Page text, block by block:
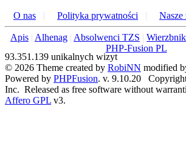
O nas | Polityka prywatności | Nasze
Apis | Alhenag | Absolwenci TZS | Wierzbnik
PHP-Fusion PL
93.351.139 unikalnych wizyt
© 2026 Theme created by RobiNN modified
Powered by PHPFusion. v. 9.10.20
Inc. Released as free software without
Affero GPL v3.